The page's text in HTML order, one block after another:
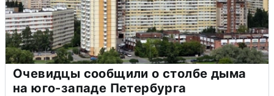
Очевидцы сообщили о столбе дыма
на юго-западе Петербурга